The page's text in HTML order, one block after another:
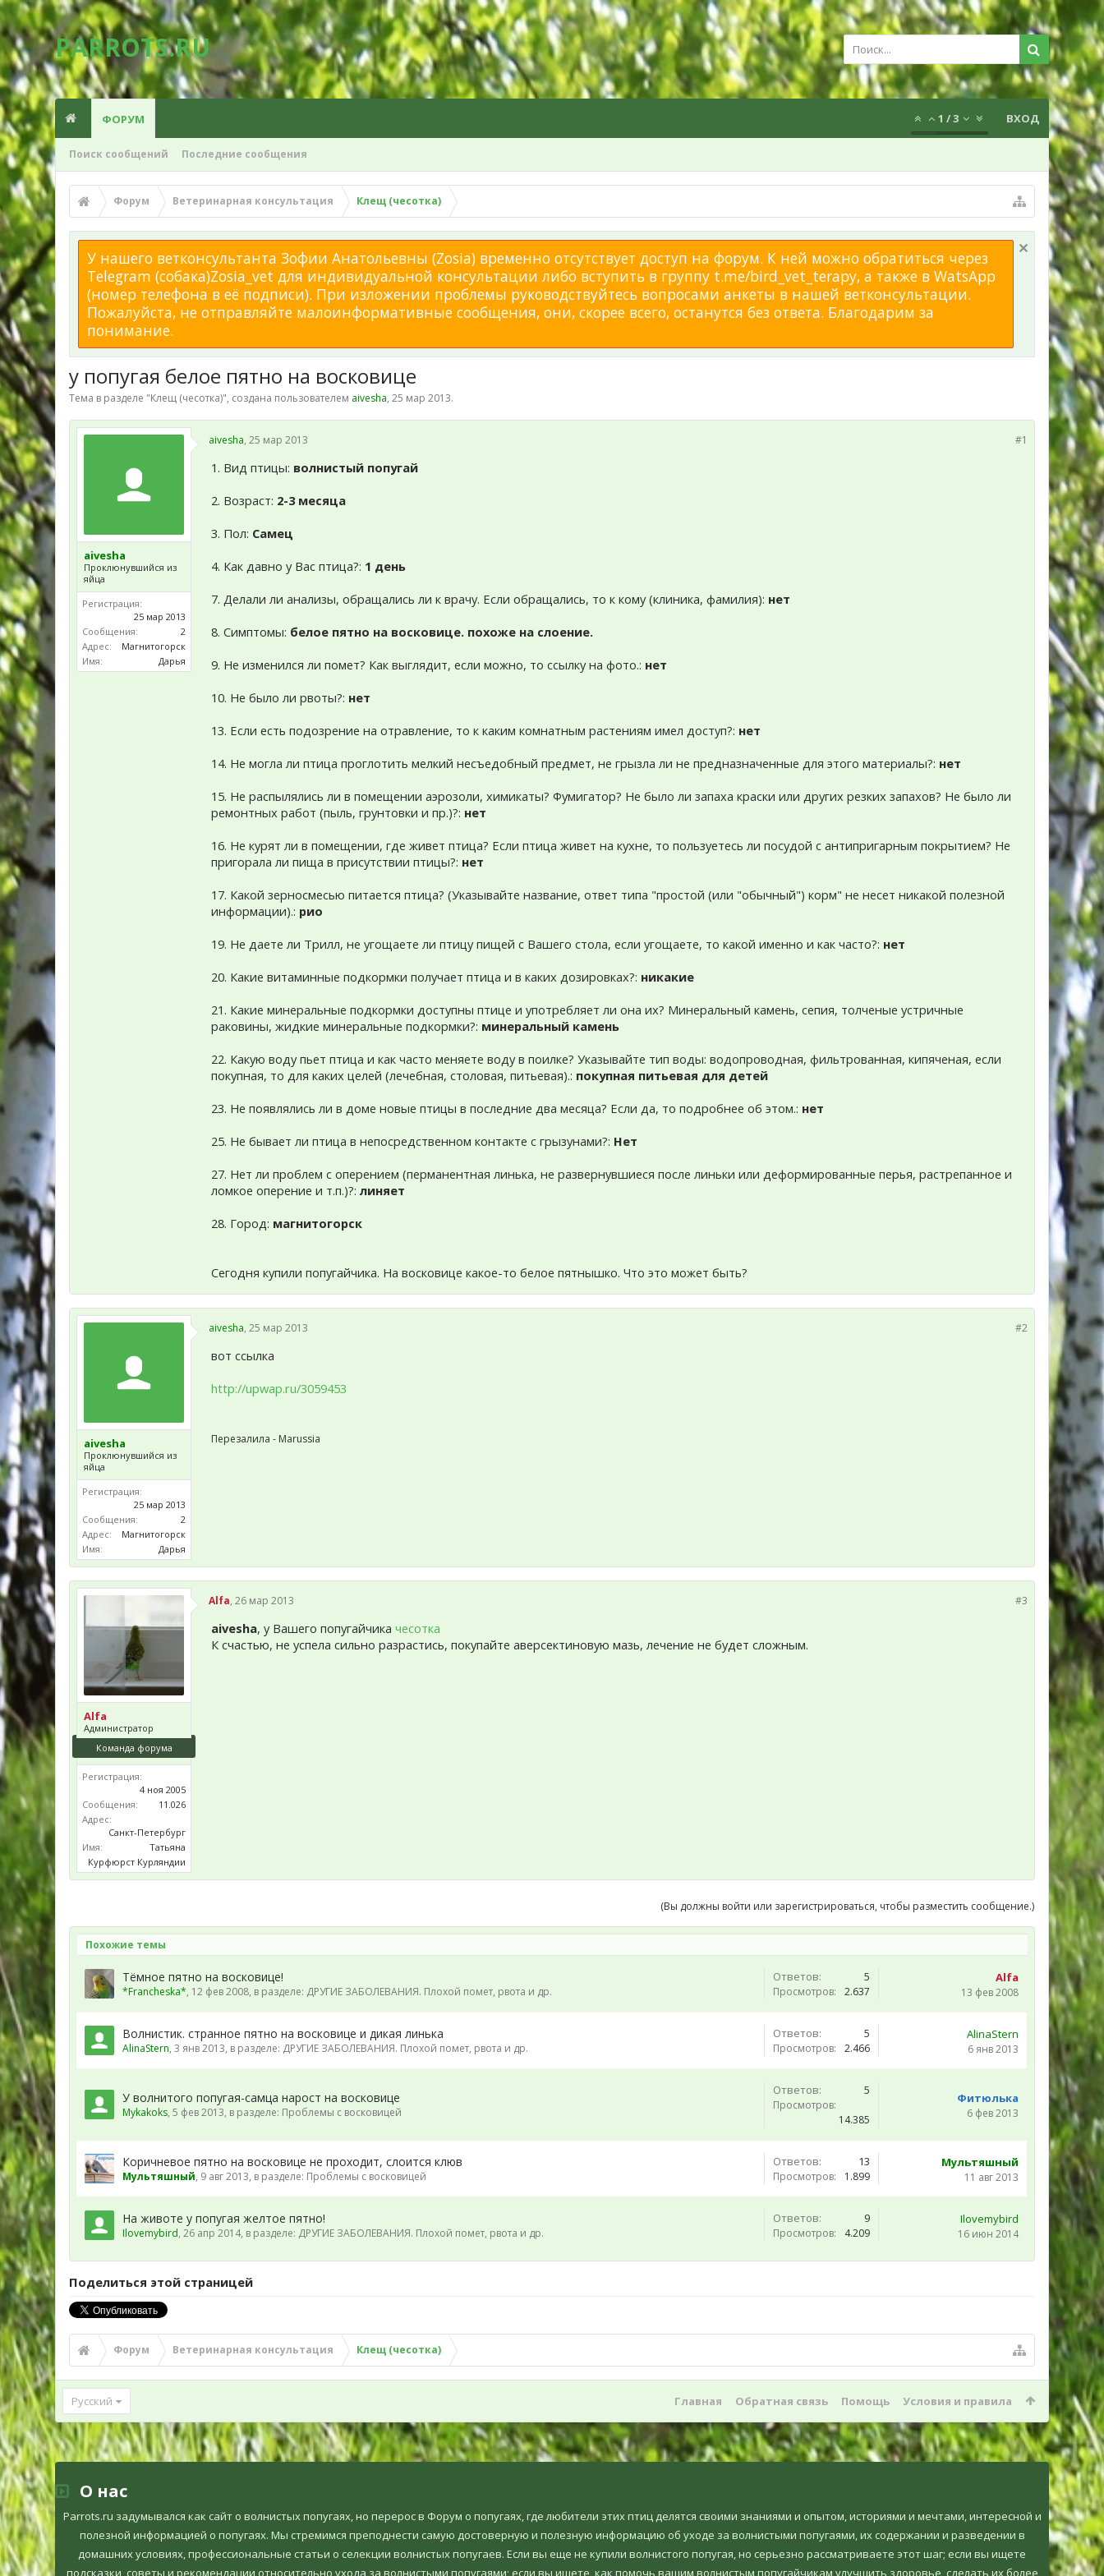
PARROTS.RU
ФОРУМ
Поиск сообщений Последние сообщения
1 /3 ВХОД
Форум Ветеринарная консультация Клещ (чесотка)
У нашего ветконсультанта Зофии Анатольевны (Zosia) временно отсутствует доступ на форум. К ней можно обратиться через
Telegram (собака)Zosia_vet для индивидуальной консультации либо вступить в группу t.me/bird_vet_terapy, а также в WatsApp
(номер телефона в её подписи). При изложении проблемы руководствуйтесь вопросами анкеты в нашей ветконсультации.
Пожалуйста, не отправляйте малоинформативные сообщения, они, скорее всего, останутся без ответа. Благодарим за
понимание.
у попугая белое пятно на восковице
Тема в разделе "Клещ (чесотка)", создана пользователем aivesha,25 мар 2013.
aivesha
Проклюнувшийся из
яйца
Регистрация:
25 мар 2013
Сообщения:
2
Адрес:
Магнитогорск
Имя:
Дарья
#1
aivesha, 25 мар 2013
1. Вид птицы: волнистый попугай
2. Возраст: 2-3 месяца
3. Пол: Самец
4. Как давно у Вас птица?: 1 день
7. Делали ли анализы, обращались ли к врачу. Если обращались, то к кому (клиника, фамилия): нет
8. Симптомы: белое пятно на восковице. похоже на слоение.
9. Не изменился ли помет? Как выглядит, если можно, то ссылку на фото.: нет
10. Не было ли рвоты?: нет
13. Если есть подозрение на отравление, то к каким комнатным растениям имел доступ?: нет
14. Не могла ли птица проглотить мелкий несъедобный предмет, не грызла ли не предназначенные для этого материалы?: нет
15. Не распылялись ли в помещении аэрозоли, химикаты? Фумигатор? Не было ли запаха краски или других резких запахов? Не было ли
ремонтных работ (пыль, грунтовки и пр.)?: нет
16. Не курят ли в помещении, где живет птица? Если птица живет на кухне, то пользуетесь ли посудой с антипригарным покрытием? Не
пригорала ли пища в присутствии птицы?: нет
17. Какой зерносмесью питается птица? (Указывайте название, ответ типа "простой (или "обычный") корм" не несет никакой полезной
информации).: рио
19. Не даете ли Трилл, не угощаете ли птицу пищей с Вашего стола, если угощаете, то какой именно и как часто?: нет
20. Какие витаминные подкормки получает птица и в каких дозировках?: никакие
21. Какие минеральные подкормки доступны птице и употребляет ли она их? Минеральный камень, сепия, толченые устричные
раковины, жидкие минеральные подкормки?: минеральный камень
22. Какую воду пьет птица и как часто меняете воду в поилке? Указывайте тип воды: водопроводная, фильтрованная, кипяченая, если
покупная, то для каких целей (лечебная, столовая, питьевая).: покупная питьевая для детей
23. Не появлялись ли в доме новые птицы в последние два месяца? Если да, то подробнее об этом.: нет
25. Не бывает ли птица в непосредственном контакте с грызунами?: Нет
27. Нет ли проблем с оперением (перманентная линька, не развернувшиеся после линьки или деформированные перья, растрепанное и
ломкое оперение и т.п.)?:линяет
28. Город: магнитогорск
Сегодня купили попугайчика. На восковице какое-то белое пятнышко. Что это может быть?
aivesha
Проклюнувшийся из
яйца
Регистрация:
25 мар 2013
Сообщения:
2
Адрес:
Магнитогорск
Имя:
Дарья
#2
aivesha, 25 мар 2013
вот ссылка
http://upwap.ru/3059453
Перезалила - Marussia
Alfa
Администратор
Команда форума
Регистрация:
4 ноя 2005
Сообщения:
11.026
Адрес:
Санкт-Петербург
Имя:
Татьяна
Курфюрст Курляндии
#3
Alfa, 26 мар 2013
aivesha, у Вашего попугайчикачесотка
К счастью, не успела сильно разрастись, покупайте аверсектиновую мазь, лечение не будет сложным.
(Вы должны войти или зарегистрироваться, чтобы разместить сообщение.)
Похожие темы
Тёмное пятно на восковице!
*Francheska*, 12 фев 2008, в разделе: ДРУГИЕ ЗАБОЛЕВАНИЯ. Плохой помет, рвота и др.
Ответов: 5
Просмотров: 2.637
Alfa
13 фев 2008
Волнистик. странное пятно на восковице и дикая линька
AlinaStern,3 янв 2013, в разделе: ДРУГИЕ ЗАБОЛЕВАНИЯ. Плохой помет, рвота и др.
Ответов: 5
Просмотров: 2.466
AlinaStern
6 янв 2013
У волнитого попугая-самца нарост на восковице
Mykakoks,5 фев 2013, в разделе: Проблемы с восковицей
Ответов: 5
Просмотров:
14.385
Фитюлька
6 фев 2013
Коричневое пятно на восковице не проходит, слоится клюв
Мультяшный, 9 авг 2013, в разделе: Проблемы с восковицей
Ответов: 13
Просмотров: 1.899
Мультяшный
11 авг 2013
На животе у попугая желтое пятно!
Ilovеmybird,26 апр 2014, в разделе: ДРУГИЕ ЗАБОЛЕВАНИЯ. Плохой помет, рвота и др.
Ответов: 9
Просмотров: 4.209
Ilovеmybird
16 июн 2014
Поделиться этой страницей
Форум Ветеринарная консультация Клещ (чесотка)
Русский Главная Обратная связь Помощь Условия и правила
О нас
Parrots.ru задумывался как сайт о волнистых попугаях, но перерос в Форум о попугаях, где любители этих птиц делятся своими знаниями и опытом, историями и мечтами, интересной и
полезной информацией о попугаях. Мы стремимся преподнести самую достоверную и полезную информацию об уходе за волнистыми попугаями, их содержании и разведении в
домашних условиях, профессиональные статьи о селекции волнистых попугаев. Если вы еще не купили волнистого попугая, но серьезно рассматриваете этот шаг; если вы ищете
подсказки, советы и рекомендации относительно ухода за волнистыми попугаями; если вы ищете, как помочь вашим волнистым попугайчикам улучшить здоровье, сделать их более